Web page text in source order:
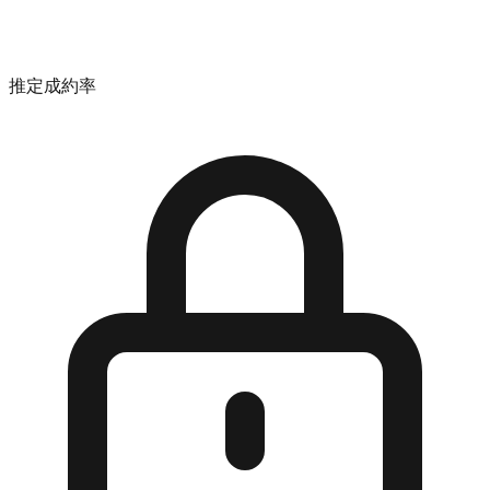
推定成約率